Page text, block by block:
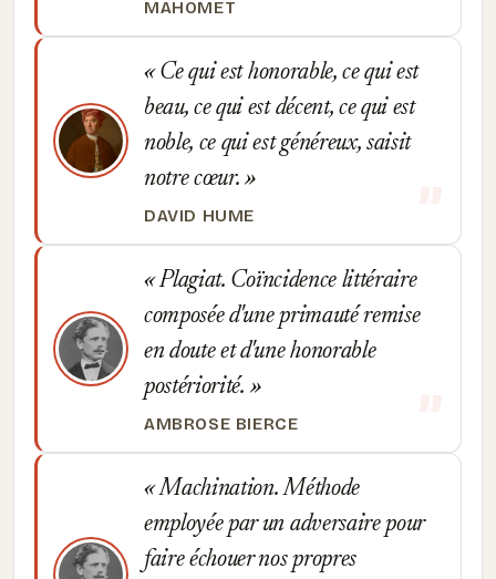
MAHOMET
Ce qui est honorable, ce qui est
beau, ce qui est décent, ce qui est
noble, ce qui est généreux, saisit
notre cœur.
DAVID HUME
Plagiat. Coïncidence littéraire
composée d'une primauté remise
en doute et d'une honorable
postériorité.
AMBROSE BIERCE
Machination. Méthode
employée par un adversaire pour
faire échouer nos propres